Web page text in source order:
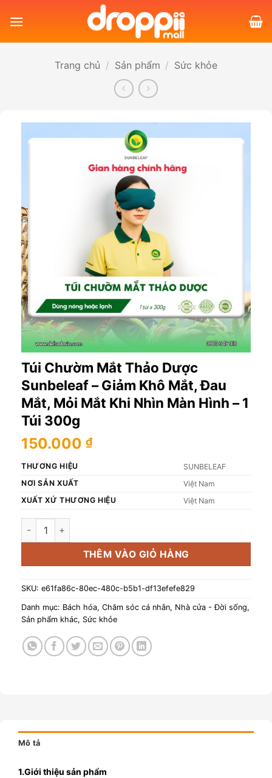
qua
Trang chủ / Sản phẩm / Sức khỏe
Túi Chườm Mắt Thảo Dược
Sunbeleaf – Giảm Khô Mắt, Đau
Mắt, Mỏi Mắt Khi Nhìn Màn Hình – 1
Túi 300g
150.000 ₫
THƯƠNG HIỆU
SUNBELEAF
NƠI SẢN XUẤT
Việt Nam
XUẤT XỨ THƯƠNG HIỆU
Việt Nam
Túi Chườm Mắt Thảo Dược Sunbeleaf - Giảm Khô Mắt,
THÊM VÀO GIỎ HÀNG
SKU: e61fa86c-80ec-480c-b5b1-df13efefe829
Danh mục: Bách hóa, Chăm sóc cá nhân, Nhà cửa - Đời sống,
Sản phẩm khác, Sức khỏe
Mô tả
1.Giới thiệu sản phẩm